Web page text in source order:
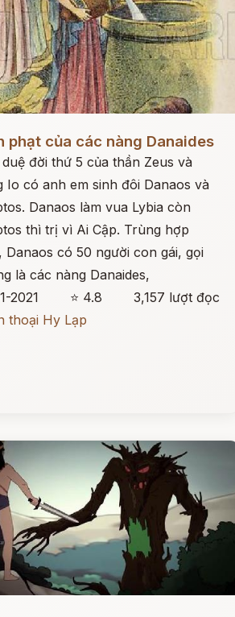
phạt của các nàng Danaides
đời thứ 5 của thần Zeus và
Io có anh em sinh đôi Danaos và
Danaos làm vua Lybia còn
thì trị vì Ai Cập. Trùng hợp
Danaos có 50 người con gái, gọi
là các nàng Danaides,
2021
⭐ 4.8
3,157 lượt đọc
thoại Hy Lạp